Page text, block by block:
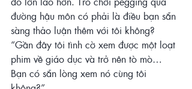
đường hậu môn có phải là điều bạn sẵn
sàng thảo luận thêm với tôi không?
“Gần đây tôi tình cờ xem được một loạt
phim về giáo dục và trở nên tò mò…
Bạn có sẵn lòng xem nó cùng tôi